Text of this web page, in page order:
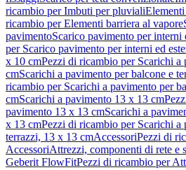
ricambio per Imbuti per pluviali
ricambio per Elementi barriera al vapore
pavimentoScarico pavimento per interni
per Scarico pavimento per interni ed
x 10 cmPezzi di ricambio per Scarichi a
cmScarichi a pavimento per balcone e
ricambio per Scarichi a pavimento per
cmScarichi a pavimento 13 x 13 cm
pavimento 13 x 13 cmScarichi a
x 13 cmPezzi di ricambio per Scarichi a
terrazzi, 13 x 13 cmAccessoriPezzi di
AccessoriAttrezzi, componenti di rete e
Geberit FlowFitPezzi di ricambio per